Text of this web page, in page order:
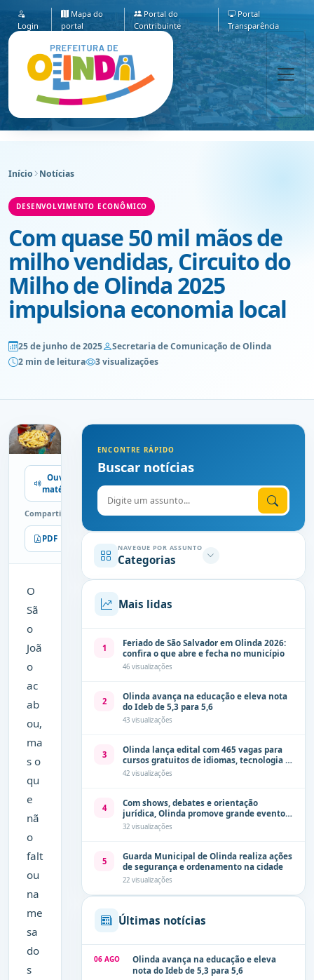
Login
Mapa do
portal
Portal do
Contribuinte
Portal
Transparência
Início Notícias
DESENVOLVIMENTO ECONÔMICO
Com quase 50 mil mãos de
milho vendidas, Circuito do
Milho de Olinda 2025
impulsiona economia local
25 de junho de 2025
Secretaria de Comunicação de Olinda
2 min de leitura
3 visualizações
Ouvir
matéria
Compartilhe
PDF Imprimir
O
Sã
o
Joã
o
ac
ab
ou,
ma
s o
qu
e
nã
o
falt
ou
na
me
sa
do
s
ENCONTRE RÁPIDO
Buscar notícias
Digite o assunto
NAVEGUE POR ASSUNTO
Categorias
Mais lidas
1
Feriado de São Salvador em Olinda 2026:
confira o que abre e fecha no município
46 visualizações
2
Olinda avança na educação e eleva nota
do Ideb de 5,3 para 5,6
43 visualizações
3
Olinda lança edital com 465 vagas para
cursos gratuitos de idiomas, tecnologia e
comunicação
42 visualizações
4
Com shows, debates e orientação
jurídica, Olinda promove grande evento
de combate à violência contra a mulher
neste sábado (8)
32 visualizações
5
Guarda Municipal de Olinda realiza ações
de segurança e ordenamento na cidade
22 visualizações
Últimas notícias
06 AGO
Olinda avança na educação e eleva
nota do Ideb de 5,3 para 5,6